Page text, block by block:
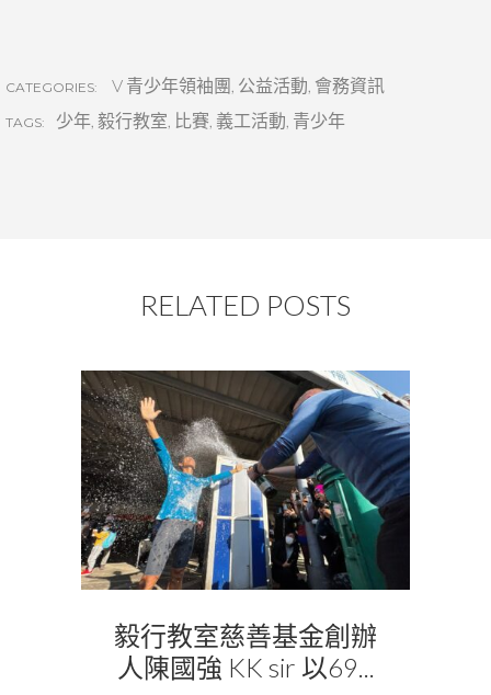
CATEGORIES: V 青少年領袖團, 公益活動, 會務資訊
TAGS: 少年, 毅行教室, 比賽, 義工活動, 青少年
RELATED POSTS
毅行教室慈善基金創辦
人陳國強 KK sir 以69...